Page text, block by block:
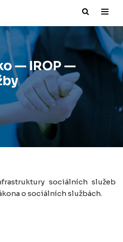
— IROP —
sociálních služeb
o sociálních službách.